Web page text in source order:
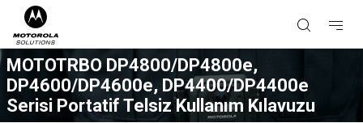
MOTOTRBO DP4800/DP4800e,
DP4600/DP4600e, DP4400/DP4400e
Serisi Portatif Telsiz Kullanım Kılavuzu